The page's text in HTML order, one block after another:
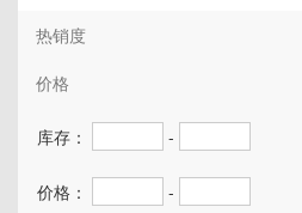
热销度
价格
库存： -
价格： -